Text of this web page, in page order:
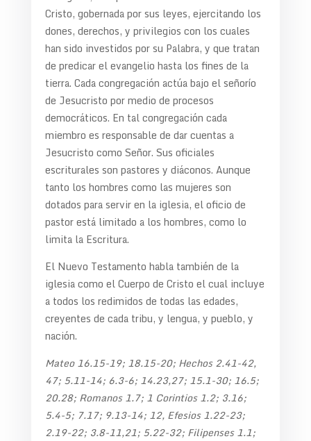
Cristo, gobernada por sus leyes, ejercitando los
dones, derechos, y privilegios con los cuales
han sido investidos por su Palabra, y que tratan
de predicar el evangelio hasta los fines de la
tierra. Cada congregación actúa bajo el señorío
de Jesucristo por medio de procesos
democráticos. En tal congregación cada
miembro es responsable de dar cuentas a
Jesucristo como Señor. Sus oficiales
escriturales son pastores y diáconos. Aunque
tanto los hombres como las mujeres son
dotados para servir en la iglesia, el oficio de
pastor está limitado a los hombres, como lo
limita la Escritura.
El Nuevo Testamento habla también de la
iglesia como el Cuerpo de Cristo el cual incluye
a todos los redimidos de todas las edades,
creyentes de cada tribu, y lengua, y pueblo, y
nación.
Mateo 16.15-19; 18.15-20; Hechos 2.41-42,
47; 5.11-14; 6.3-6; 14.23,27; 15.1-30; 16.5;
20.28; Romanos 1.7; 1 Corintios 1.2; 3.16;
5.4-5; 7.17; 9.13-14; 12, Efesios 1.22-23;
2.19-22; 3.8-11,21; 5.22-32; Filipenses 1.1;